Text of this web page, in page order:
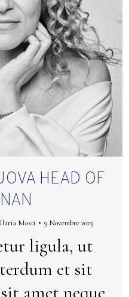
HEAD OF
Ilaria Mosti 9 Novembre 2023
ligula, ut
et sit
amet neque